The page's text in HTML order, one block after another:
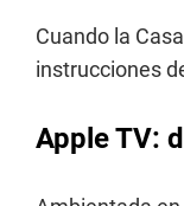
Cuando la
instrucciones
Apple TV: